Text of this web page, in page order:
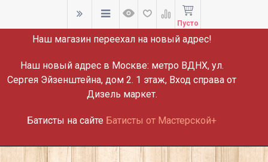
ВНИМАНИЕ!
Наш магазин переехал на новый адрес!
Наш новый адрес в Москве: метро ВДНХ, ул.
Сергея Эйзенштейна, дом 2. 1 этаж, Вход справа от
Дизель маркет.
Батисты на сайте Батисты от Мастерской+
Пусто